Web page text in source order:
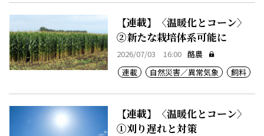
【連載】〈温暖化とコーン〉
②新たな栽培体系可能に
2026/07/03 16:00 酪農
連載
自然災害／異常気象 飼料
【連載】〈温暖化とコーン〉
①刈り遅れと対策